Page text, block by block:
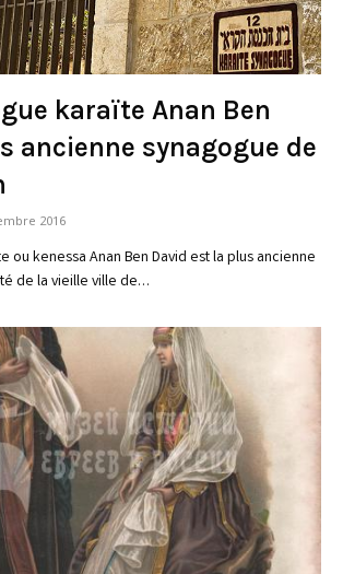
karaïte Anan Ben
ancienne synagogue de
2016
ou kenessa Anan Ben David est la plus ancienne
de la vieille ville de…